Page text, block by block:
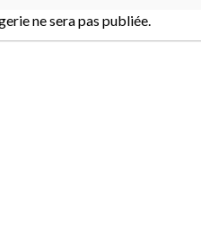
ne sera pas publiée.